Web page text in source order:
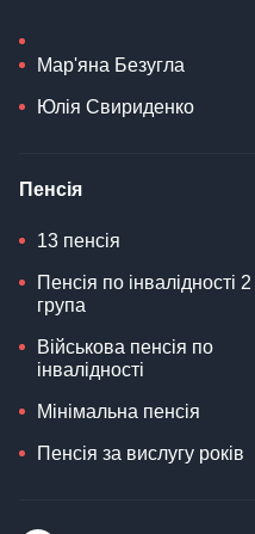
Мар'яна Безугла
Юлія Свириденко
Пенсія
13 пенсія
Пенсія по інвалідності 2
група
Військова пенсія по
інвалідності
Мінімальна пенсія
Пенсія за вислугу років